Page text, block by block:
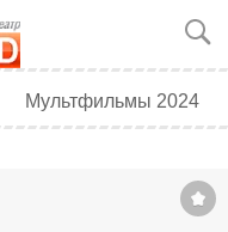
Мультфильмы 2024